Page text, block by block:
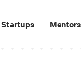
Startups Mentors